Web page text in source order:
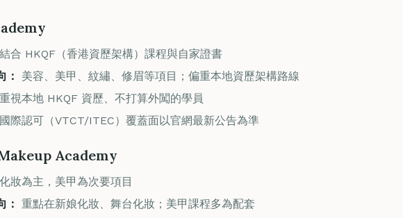
結合 HKQF（香港資歷架構）課程與自家證書
：
美容、美甲、紋繡、修眉等項目；偏重本地資歷架構路線
重視本地 HKQF 資歷、不打算外闖的學員
國際認可（VTCT/ITEC）覆蓋面以官網最新公告為準
Academy
化妝為主，美甲為次要項目
： 重點在新娘化妝、舞台化妝；美甲課程多為配套